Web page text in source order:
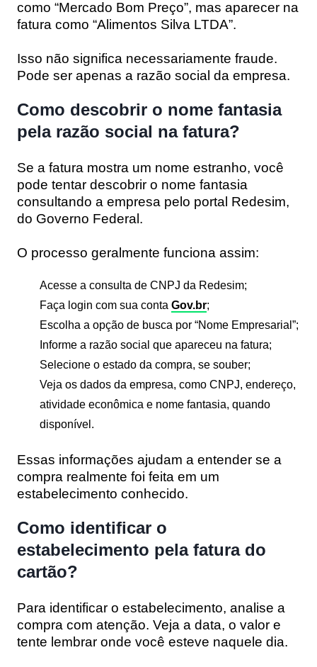
como “Mercado Bom Preço”, mas aparecer na
fatura como “Alimentos Silva LTDA”.
Isso não significa necessariamente fraude.
Pode ser apenas a razão social da empresa.
Como descobrir o nome fantasia
pela razão social na fatura?
Se a fatura mostra um nome estranho, você
pode tentar descobrir o nome fantasia
consultando a empresa pelo portal Redesim,
do Governo Federal.
O processo geralmente funciona assim:
Acesse a consulta de CNPJ da Redesim;
Faça login com sua conta Gov.br;
Escolha a opção de busca por “Nome Empresarial”;
Informe a razão social que apareceu na fatura;
Selecione o estado da compra, se souber;
Veja os dados da empresa, como CNPJ, endereço,
atividade econômica e nome fantasia, quando
disponível.
Essas informações ajudam a entender se a
compra realmente foi feita em um
estabelecimento conhecido.
Como identificar o
estabelecimento pela fatura do
cartão?
Para identificar o estabelecimento, analise a
compra com atenção. Veja a data, o valor e
tente lembrar onde você esteve naquele dia.